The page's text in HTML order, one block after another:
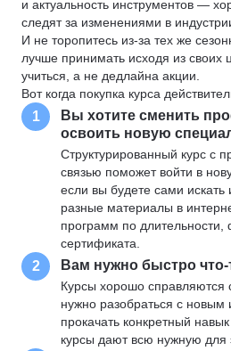
и актуальность инструментов —
следят за изменениями в
И не торопитесь из-за тех же
лучше принимать исходя из своих
учиться, а не дедлайна акции.
Вот когда покупка курса
1
Вы хотите сменить
освоить новую
Структурированный курс с
связью поможет войти в
если вы будете сами
разные материалы в
программ по
сертификата.
2 Вам нужно быстро что-
Курсы хорошо справляются
нужно разобраться с новым
прокачать конкретный
курсы дают всю нужную для